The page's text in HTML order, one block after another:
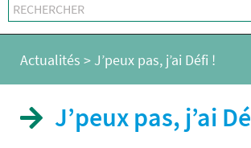
Actualités >J’peux pas, j’ai Défi !
J’peux pas, j’ai